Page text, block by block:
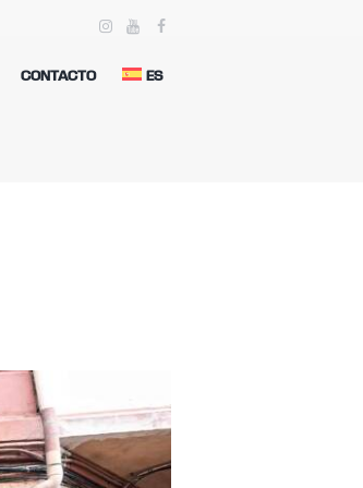
CONTACTO ES